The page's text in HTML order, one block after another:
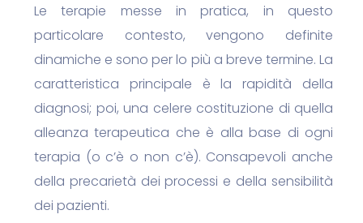
Le terapie messe in pratica, in questo
particolare contesto, vengono definite
dinamiche e sono per lo più a breve termine. La
caratteristica principale è la rapidità della
diagnosi; poi, una celere costituzione di quella
alleanza terapeutica che è alla base di ogni
terapia (o c’è o non c’è). Consapevoli anche
della precarietà dei processi e della sensibilità
dei pazienti.